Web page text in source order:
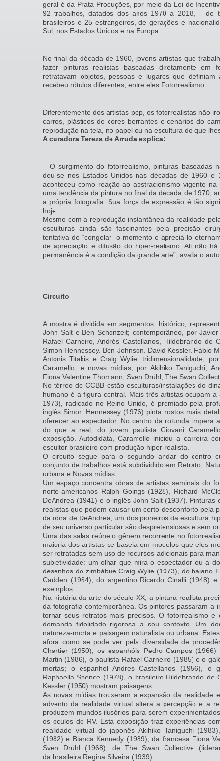
geral é da Prata Produções, por meio da Lei de
92 trabalhos, datados dos anos 1970 a 2018, de
brasileiros e 25 estrangeiros, de gerações e
Sul, nos Estados Unidos e na Europa.
No final da década de 1960, jovens artistas que
fazer pinturas realistas baseadas diretamente em
retratavam objetos, pessoas e lugares que
recebeu rótulos diferentes, entre eles Fotorrealismo.
Diferentemente dos artistas pop, os fotorrealistas não
carros, plásticos de cores berrantes e cenários do
reprodução na tela, no papel ou na escultura do que
A curadora Tereza de Arruda explica:
– O surgimento do fotorrealismo, pinturas baseadas
deu-se nos Estados Unidos nas décadas de 1960 e
aconteceu como reação ao abstracionismo vigente
uma tendência da pintura no final da década de 1970,
a própria fotografia. Sua força de expressão é tão
hoje.
Mesmo com a reprodução instantânea da realidade
esculturas ainda são fascinantes pela precisão
tentativa de “congelar” o momento e apreciá-lo
de apreciação e difusão do hiper-realismo. Ali não
permanência é a condição da grande arte”, avalia o
Circuito
A mostra é dividida em segmentos: histórico,
John Salt e Ben Schonzeit; contemporâneo, por
Rafael Carneiro, Andrés Castellanos, Hildebrando de
Simon Hennessey, Ben Johnson, David Kessler, Fábio
Antonis Titakis e Craig Wylie; tridimensionalidade,
Caramello; e novas mídias, por Akihiko Taniguchi,
Fiona Valentine Thomann, Sven Drühl, The Swan
No térreo do CCBB estão esculturas/instalações do
humano é a figura central. Mais três artistas ocupam
1973), radicado no Reino Unido, é premiado pela
inglês Simon Hennessey (1976) pinta rostos mais
oferecer ao espectador. No centro da rotunda impera
do que a real, do jovem paulista Giovani
exposição. Autodidata, Caramello iniciou a carreira
escultor brasileiro com produção hiper-realista.
O circuito segue para o segundo andar do centro
conjunto de trabalhos está subdividido em Retrato,
urbana e Novas mídias.
Um espaço concentra obras de artistas seminais do
norte-americanos Ralph Goings (1928), Richard
DeAndrea (1941) e o inglês John Salt (1937).
realistas que podem causar um certo desconforto pela
da obra de DeAndrea, um dos pioneiros da escultura
de seu universo particular são despretensiosas e sem
Uma das salas reúne o gênero recorrente no
maioria dos artistas se baseia em modelos que eles
ser retratadas sem uso de recursos adicionais para
subjetividade: um olhar que mira o espectador ou a
desenhos do zimbábue Craig Wylie (1973), do baiano
Cadden (1964), do argentino Ricardo Cinalli (1948)
exemplos.
Na história da arte do século XX, a pintura realista
da fotografia contemporânea. Os pintores passaram a
tornar seus retratos mais precisos. O fotorrealismo
demanda fidelidade rigorosa a seu contexto. Um
natureza-morta e paisagem naturalista ou urbana.
afora como se pode ver pela diversidade de
Chartier (1950), os espanhóis Pedro Campos
Martin (1986), o paulista Rafael Carneiro (1985) e o
mortas; o espanhol Andres Castellanos (1956), o
Raphaella Spence (1978), o brasileiro Hildebrando de
Kessler (1950) mostram paisagens.
As novas mídias trouxeram a expansão da realidade
advento da realidade virtual altera a percepção e a
produzem mundos ilusórios para serem
os óculos de RV. Esta exposição traz experiências
realidade virtual do japonês Akihiko Taniguchi
(1982) e Bianca Kennedy (1989), da francesa Fiona
Sven Drühl (1968), de The Swan Collective
da brasileira Regina Silveira (1939).